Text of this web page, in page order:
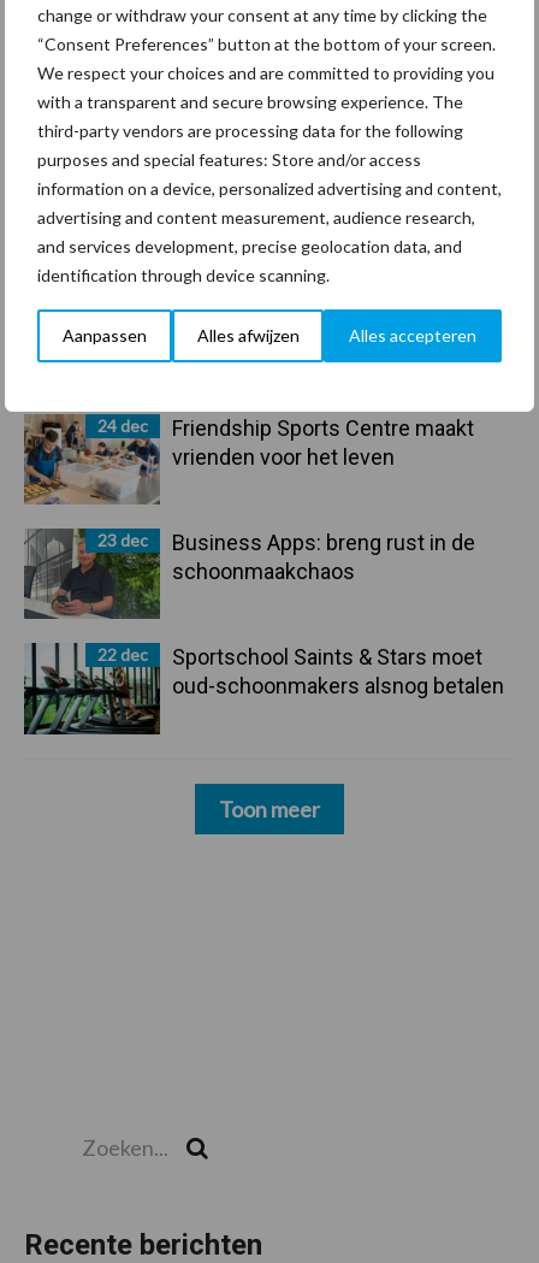
change or withdraw your consent at any time by clicking the
“Consent Preferences” button at the bottom of your screen.
We respect your choices and are committed to providing you
with a transparent and secure browsing experience. The
third-party vendors are processing data for the following
purposes and special features: Store and/or access
information on a device, personalized advertising and content,
advertising and content measurement, audience research,
and services development, precise geolocation data, and
identification through device scanning.
Aanpassen Alles afwijzen Alles accepteren
Primaire
Sidebar
Recent nieuws Partner nieuws
30 dec
Hervorming flexibele
arbeidscontracten kent mitsen en
maren
Freddy van de Ridder Cleaners:
“Glazenwassen zit in m’n bloed,
maar innoveren is mijn toekomst”
24 dec
Friendship Sports Centre maakt
vrienden voor het leven
23 dec
Business Apps: breng rust in de
schoonmaakchaos
22 dec
Sportschool Saints & Stars moet
oud-schoonmakers alsnog betalen
Toon meer
Recente berichten